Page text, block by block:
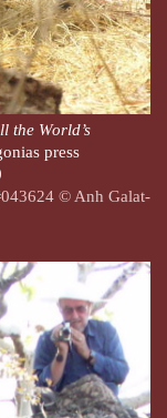
the World’s
press
043624 © Anh Galat-